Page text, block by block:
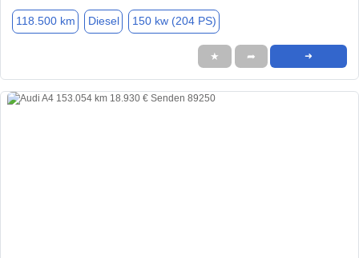
118.500 km Diesel 150 kw (204 PS)
★ ➦ ➜